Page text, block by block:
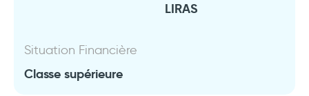
LIRAS
Situation Financière
Classe supérieure